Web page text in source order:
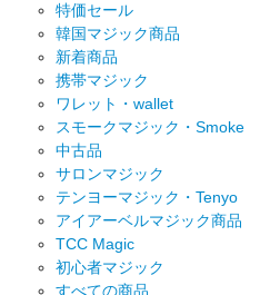
特価セール
韓国マジック商品
新着商品
携帯マジック
ワレット・wallet
スモークマジック・Smoke
中古品
サロンマジック
テンヨーマジック・Tenyo
アイアーベルマジック商品
TCC Magic
初心者マジック
すべての商品